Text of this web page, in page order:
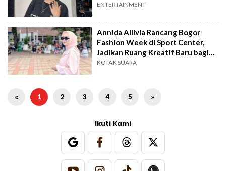
ENTERTAINMENT
Annida Allivia Rancang Bogor
Fashion Week di Sport Center,
Jadikan Ruang Kreatif Baru bagi
Gen Z
KOTAK SUARA
« 1 2 3 4 5 »
Ikuti Kami